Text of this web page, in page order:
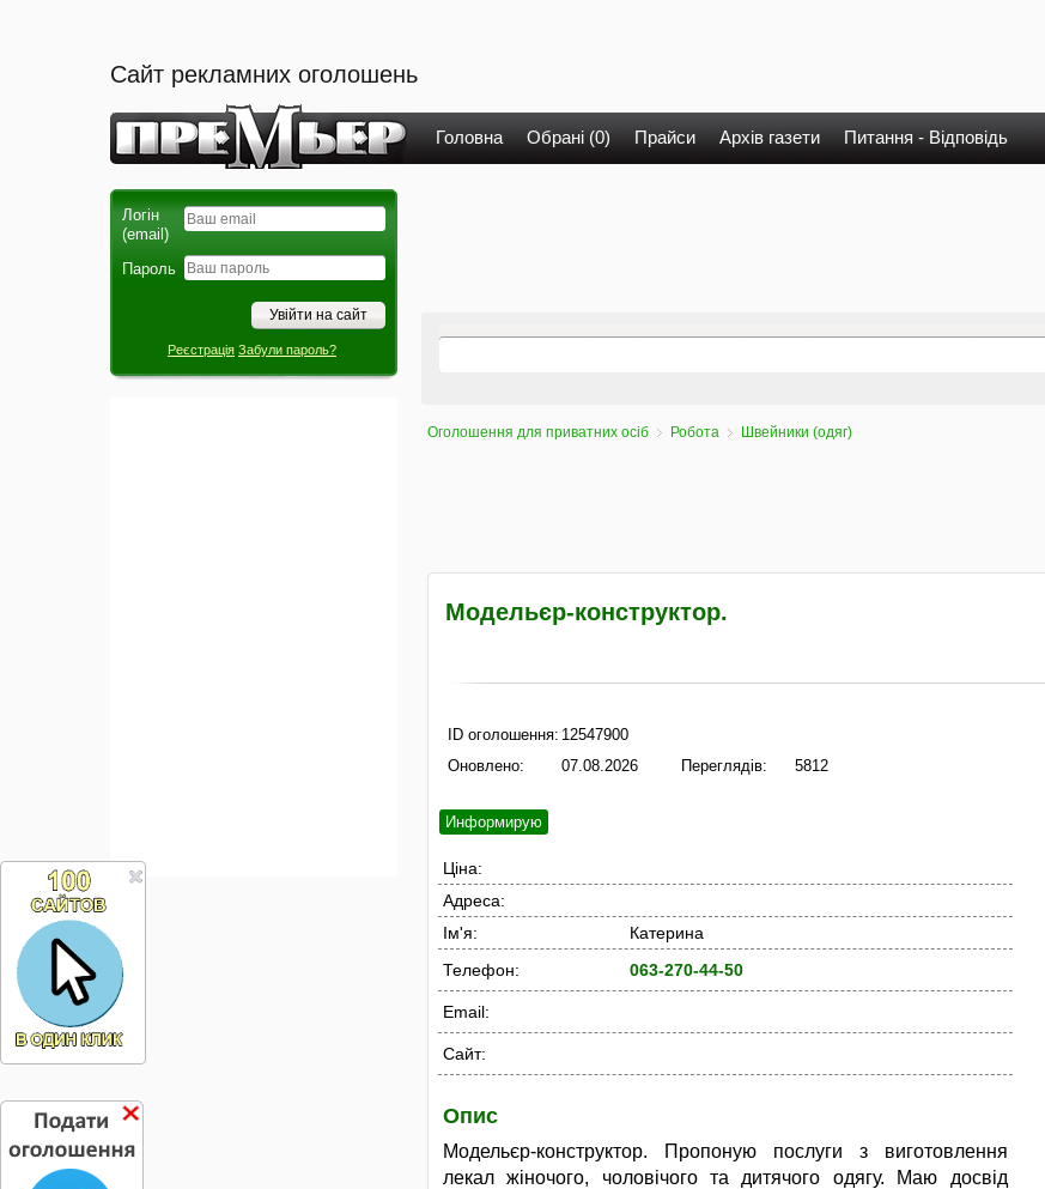
Сайт рекламних оголошень
Головна Обрані (0) Прайси Архів газети Питання - Відповідь
Логін
(email)
Пароль
Реєстрація Забули пароль?
Оголошення для приватних осіб Робота Швейники (одяг)
Модельєр-конструктор.
ID оголошення: 12547900
Оновлено:
07.08.2026 Переглядів: 5812
Информирую
Ціна:
Адреса:
Ім'я:
Катерина
Телефон:
063-270-44-50
Email:
Сайт:
Опис
Модельєр-конструктор. Пропоную послуги з виготовлення
лекал жіночого, чоловічого та дитячого одягу. Маю досвід